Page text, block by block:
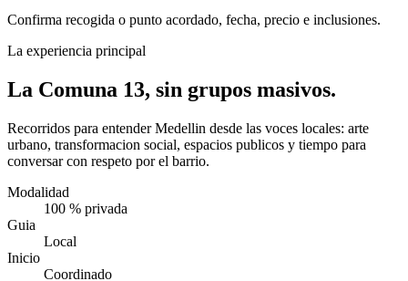
Confirma recogida o punto acordado, fecha, precio e inclusiones.
La experiencia principal
La Comuna 13, sin grupos masivos.
Recorridos para entender Medellin desde las voces locales: arte
urbano, transformacion social, espacios publicos y tiempo para
conversar con respeto por el barrio.
Modalidad
100 % privada
Guia
Local
Inicio
Coordinado